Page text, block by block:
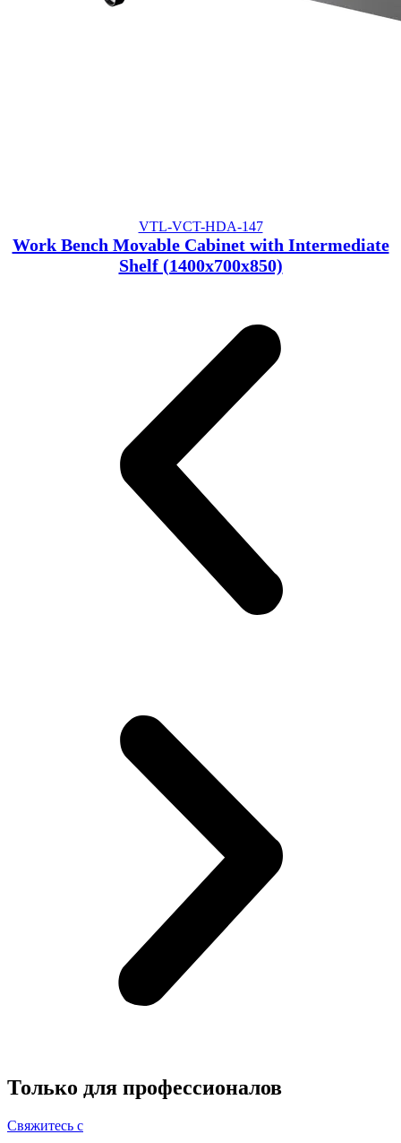
VTL-VCT-HDA-147
Work Bench Movable Cabinet with Intermediate
Shelf (1400x700x850)
Только для профессионалов
Свяжитесь с